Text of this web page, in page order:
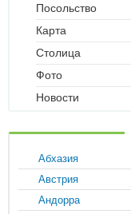
Посольство
Карта
Столица
Фото
Новости
Абхазия
Австрия
Андорра